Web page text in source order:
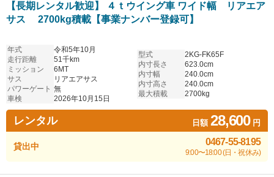
【長期レンタル歓迎】 ４ｔウイング車 ワイド幅 リアエア
サス 2700kg積載【事業ナンバー登録可】
年式
令和5年10月
走行距離
51千km
ミッション
6MT
サス
リアエアサス
パワーゲート 無
車検
2026年10月15日
型式
2KG-FK65F
内寸長さ
623.0cm
内寸幅
240.0cm
内寸高さ
240.0cm
最大積載
2700kg
レンタル 日額28,600円
貸出中 0467-55-8195
9:00〜18:00 (日・祝休み)